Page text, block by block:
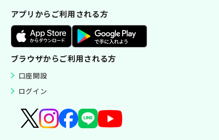
アプリからご利用される方
ブラウザからご利用される方
口座開設
ログイン